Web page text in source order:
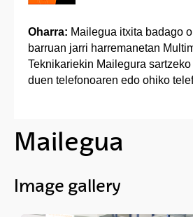
Oharra: Mailegua itxita badago
barruan jarri harremanetan
Teknikariekin Mailegura
duen telefonoaren edo ohiko
Mailegua
Image gallery